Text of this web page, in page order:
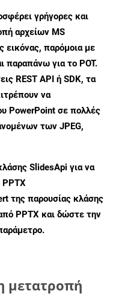
γρήγορες και
αρχείων MS
εικόνας, παρόμοια με
παραπάνω για το POT.
REST API ή SDK, τα
να
PowerPoint σε πολλές
των JPEG,
SlidesApi για να
PPTX
της παρουσίας κλάσης
PPTX και δώστε την
μετατροπή